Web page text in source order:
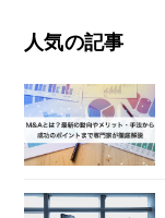
人気の記事